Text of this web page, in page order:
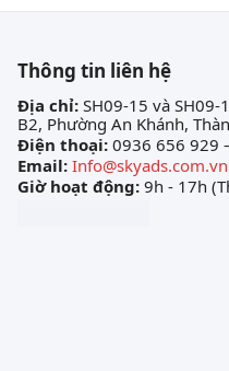
Thông tin liên hệ
Địa chỉ: SH09-15 và
B2, Phường An Khánh,
Điện thoại: 0936 656 929
Email: Info@skyads.com.vn
Giờ hoạt động: 9h - 17h